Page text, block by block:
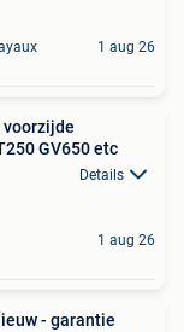
1 aug 26
voorzijde
GV650 etc
Details
1 aug 26
- garantie